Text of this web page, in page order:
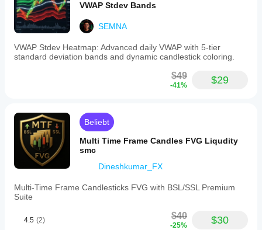
VWAP Stdev Bands
SEMNA
VWAP Stdev Heatmap: Advanced daily VWAP with 5-tier
standard deviation bands and dynamic candlestick coloring.
$49
-41% $29
Beliebt
Multi Time Frame Candles FVG Liqudity
smc
Dineshkumar_FX
Multi-Time Frame Candlesticks FVG with BSL/SSL Premium
Suite
4.5 (2) $40
-25% $30